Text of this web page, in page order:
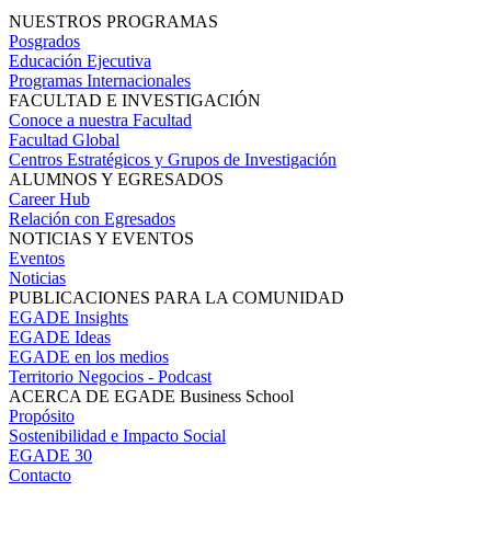
NUESTROS PROGRAMAS
Posgrados
Educación Ejecutiva
Programas Internacionales
FACULTAD E INVESTIGACIÓN
Conoce a nuestra Facultad
Facultad Global
Centros Estratégicos y Grupos de Investigación
ALUMNOS Y EGRESADOS
Career Hub
Relación con Egresados
NOTICIAS Y EVENTOS
Eventos
Noticias
PUBLICACIONES PARA LA COMUNIDAD
EGADE Insights
EGADE Ideas
EGADE en los medios
Territorio Negocios - Podcast
ACERCA DE EGADE Business School
Propósito
Sostenibilidad e Impacto Social
EGADE 30
Contacto